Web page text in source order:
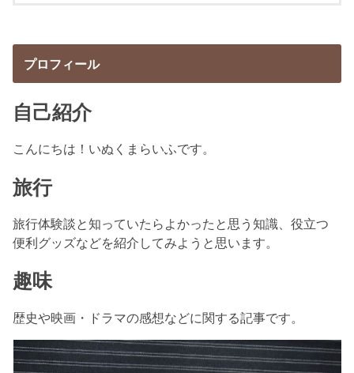
プロフィール
自己紹介
こんにちは！いぬくまらいふです。
旅行
旅行体験談と知っていたらよかったと思う知識、役立つ
便利グッズなどを紹介してみようと思います。
趣味
歴史や映画・ドラマの感想などに関する記事です。